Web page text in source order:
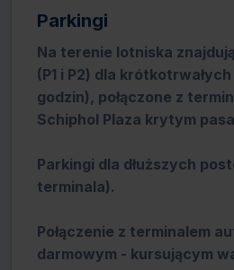
Parkingi
Na terenie lotniska
(P1 i P2) dla
godzin), połączone z
Schiphol Plaza krytym
Parkingi dla dłuższych
terminala).
Połączenie z terminalem
darmowym - kursującym